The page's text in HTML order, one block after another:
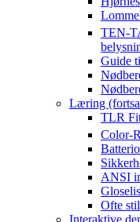
TEN-
Guide
Læring
TLR
Color-
ANSI
Ofte